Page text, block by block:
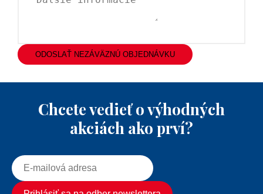
ODOSLAŤ NEZÁVÄZNÚ OBJEDNÁVKU
Chcete vedieť o výhodných
akciách ako prví?